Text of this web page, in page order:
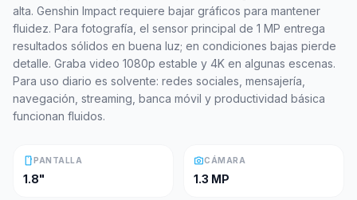
alta. Genshin Impact requiere bajar gráficos para mantener
fluidez. Para fotografía, el sensor principal de 1 MP entrega
resultados sólidos en buena luz; en condiciones bajas pierde
detalle. Graba video 1080p estable y 4K en algunas escenas.
Para uso diario es solvente: redes sociales, mensajería,
navegación, streaming, banca móvil y productividad básica
funcionan fluidos.
smartphonePANTALLA
1.8"
photo_cameraCÁMARA
1.3 MP